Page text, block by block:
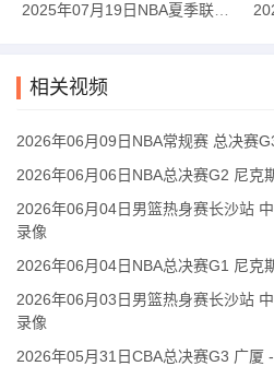
2025年07月19日NBA夏季联赛 步行者 - 鹈鹕 全场录像
2025
相关视频
2026年06月09日NBA常规赛 总决赛
2026年06月06日NBA总决赛G2 尼克
2026年06月04日男篮热身赛长沙站
录像
2026年06月04日NBA总决赛G1 尼克
2026年06月03日男篮热身赛长沙站
录像
2026年05月31日CBA总决赛G3 广厦